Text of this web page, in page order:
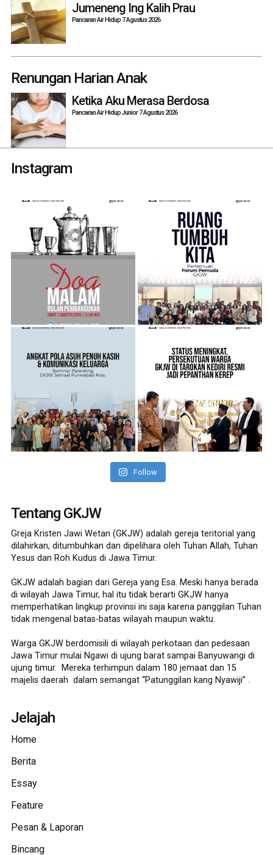
Jumeneng Ing Kalih Prau
Pancaran Air Hidup 7 Agustus 2026
Renungan Harian Anak
Ketika Aku Merasa Berdosa
Pancaran Air Hidup Junior 7 Agustus 2026
Instagram
Follow
Tentang GKJW
Greja Kristen Jawi Wetan (GKJW) adalah gereja teritorial yang
dilahirkan, ditumbuhkan dan dipelihara oleh Tuhan Allah, Tuhan
Yesus dan Roh Kudus di Jawa Timur.
GKJW adalah bagian dari Gereja yang Esa. Meski hanya berada
di wilayah Jawa Timur, hal itu tidak berarti GKJW hanya
memperhatikan lingkup provinsi ini saja karena panggilan Tuhan
tidak mengenal batas-batas wilayah maupun waktu.
Warga GKJW berdomisili di wilayah perkotaan dan pedesaan
Jawa Timur mulai Ngawi di ujung barat sampai Banyuwangi di
ujung timur. Mereka terhimpun dalam 180 jemaat dan 15
majelis daerah dalam semangat “Patunggilan kang Nyawiji” .
Jelajah
Home
Berita
Essay
Feature
Pesan & Laporan
Bincang